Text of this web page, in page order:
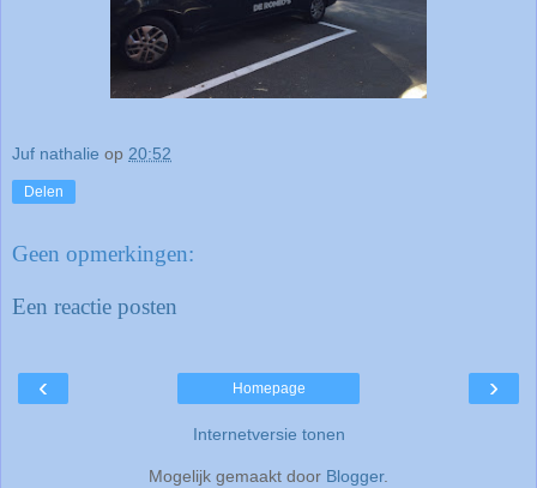
Juf nathalie op 20:52
Delen
Geen opmerkingen:
Een reactie posten
‹ ›
Homepage
Internetversie tonen
Mogelijk gemaakt door Blogger.